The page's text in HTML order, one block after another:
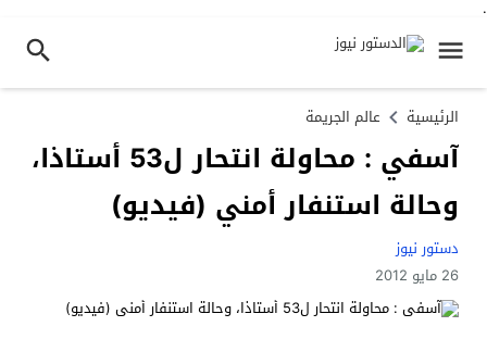
.
الرئيسية عالم الجريمة
آسفي : محاولة انتحار ل53 أستاذا،
وحالة استنفار أمني (فيديو)
دستور نيوز
26 مايو 2012